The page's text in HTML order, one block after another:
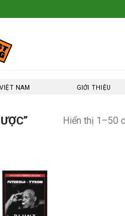
NAM GIỚI THIỆU
Hiển thị 1–50